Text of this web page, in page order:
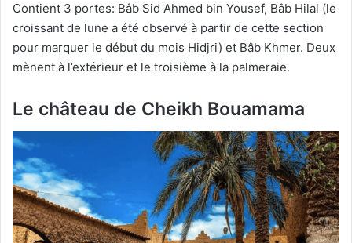
Contient 3 portes: Bâb Sid Ahmed bin Yousef, Bâb Hilal (le
croissant de lune a été observé à partir de cette section
pour marquer le début du mois Hidjri) et Bâb Khmer. Deux
mènent à l’extérieur et le troisième à la palmeraie.
Le château de Cheikh Bouamama